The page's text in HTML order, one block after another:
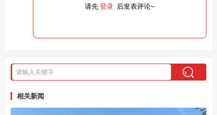
请先登录 后发表评论~
相关新闻